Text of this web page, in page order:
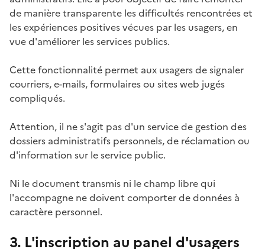
de manière transparente les difficultés rencontrées et
les expériences positives vécues par les usagers, en
vue d'améliorer les services publics.
Cette fonctionnalité permet aux usagers de signaler
courriers, e-mails, formulaires ou sites web jugés
compliqués.
Attention, il ne s'agit pas d'un service de gestion des
dossiers administratifs personnels, de réclamation ou
d'information sur le service public.
Ni le document transmis ni le champ libre qui
l'accompagne ne doivent comporter de données à
caractère personnel.
3. L'inscription au panel d'usagers